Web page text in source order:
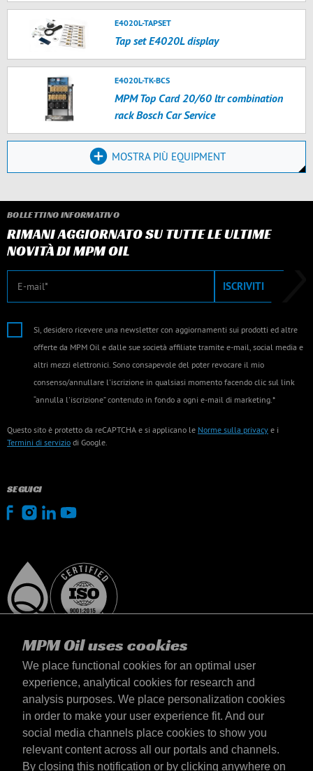
MPM Oil uses cookies
We place functional cookies for an optimal user
experience, analytical cookies for research and
analysis purposes. We place personalization cookies
in order to make your user experience fit. And our
social media channels place cookies to show you
relevant content across all our portals and channels.
By closing this notification or by clicking anywhere on
E4020L-TAPSET
Tap set E4020L display
E4020L-TK-BCS
MPM Top Card 20/60 ltr combination
rack Bosch Car Service
MOSTRA PIÙ EQUIPMENT
BOLLETTINO INFORMATIVO
RIMANI AGGIORNATO SU TUTTE LE ULTIME
NOVITÀ DI MPM OIL
E-mail ISCRIVITI
Sì, desidero ricevere una newsletter con aggiornamenti sui prodotti ed altre
offerte da MPM Oil e dalle sue società affiliate tramite e-mail, social media e
altri mezzi elettronici. Sono consapevole del poter revocare il mio
consenso/annullare l'iscrizione in qualsiasi momento facendo clic sul link
“annulla l'iscrizione” contenuto in fondo a ogni e-mail di marketing.*
Questo sito è protetto da reCAPTCHA e si applicano le Norme sulla privacy e i
Termini di servizio di Google.
SEGUICI
Italia
Contatto
Termini & Condizioni
Termini di consegna